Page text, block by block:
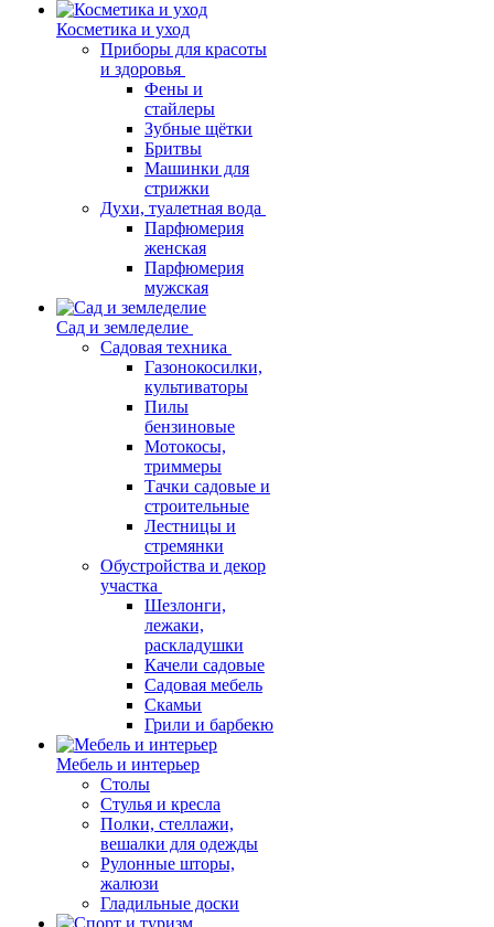
Косметика и уход
Приборы для красоты
и здоровья
Фены и
стайлеры
Зубные щётки
Бритвы
Машинки для
стрижки
Духи, туалетная вода
Парфюмерия
женская
Парфюмерия
мужская
Сад и земледелие
Садовая техника
Газонокосилки,
культиваторы
Пилы
бензиновые
Мотокосы,
триммеры
Тачки садовые и
строительные
Лестницы и
стремянки
Обустройства и декор
участка
Шезлонги,
лежаки,
раскладушки
Качели садовые
Садовая мебель
Скамьи
Грили и барбекю
Мебель и интерьер
Столы
Стулья и кресла
Полки, стеллажи,
вешалки для одежды
Рулонные шторы,
жалюзи
Гладильные доски